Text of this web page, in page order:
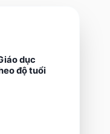
dục
độ tuổi